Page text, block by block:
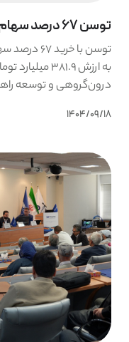
توسن ۶۷ درصد سهام داده‌کاوان را خریداری کرد
توسن با
به ارزش ۳۸۱.۹
درون‌گروهی و توسعه
1404/09/18